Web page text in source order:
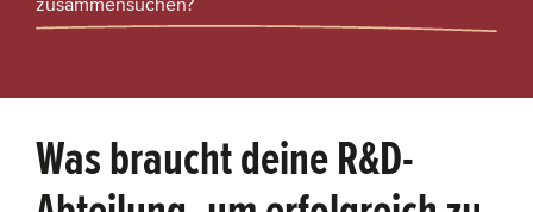
zusammensuchen?
Was braucht deine R&D-